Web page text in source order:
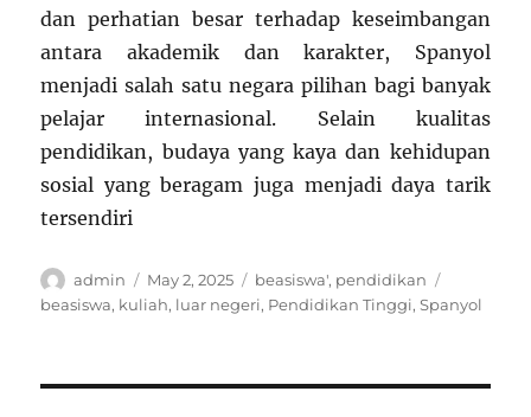
dan perhatian besar terhadap keseimbangan
antara akademik dan karakter, Spanyol
menjadi salah satu negara pilihan bagi banyak
pelajar internasional. Selain kualitas
pendidikan, budaya yang kaya dan kehidupan
sosial yang beragam juga menjadi daya tarik
tersendiri
Author
admin
Posted
on
May 2, 2025 Categories
beasiswa', pendidikan
beasiswa, kuliah, luar negeri, Pendidikan Tinggi,Spanyol